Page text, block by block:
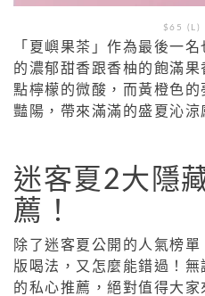
$65 (L)
「夏嶼果茶」作為最後一
的濃郁甜香跟香柚的飽滿
點檸檬的微酸，而黃橙色的
豔陽，帶來滿滿的盛夏沁涼
迷客夏2大隱
薦！
除了迷客夏公開的人氣榜
版喝法，又怎麼能錯過！無
的私心推薦，絕對值得大家